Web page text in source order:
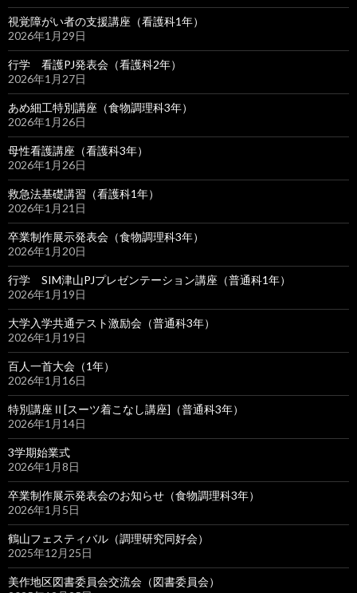
視覚障がい者の支援講座（看護科1年）
2026年1月29日
行学 看護PJ発表会（看護科2年）
2026年1月27日
あめ細工特別講座（食物調理科3年）
2026年1月26日
母性看護講座（看護科3年）
2026年1月26日
救急法基礎講習（看護科1年）
2026年1月21日
卒業制作展示発表会（食物調理科3年）
2026年1月20日
行学 SIM津山PJプレゼンテーション講座（普通科1年）
2026年1月19日
大学入学共通テスト激励会（普通科3年）
2026年1月19日
百人一首大会（1年）
2026年1月16日
特別講座Ⅱ[スーツ着こなし講座]（普通科3年）
2026年1月14日
3学期始業式
2026年1月8日
卒業制作展示発表会のお知らせ（食物調理科3年）
2026年1月5日
鶴山フェスティバル（調理研究同好会）
2025年12月25日
美作地区図書委員会交流会（図書委員会）